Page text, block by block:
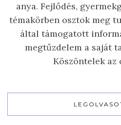
anya. Fejlődés,
témakörben osztok meg
által támogatott
megtűzdelem a saját
Köszöntelek az